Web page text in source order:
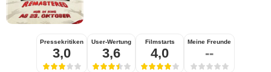
Pressekritiken
3,0
User-Wertung
3,6
Filmstarts
4,0
Meine Freunde
--